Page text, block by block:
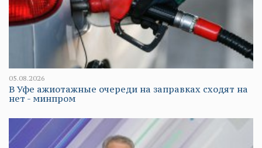
05.08.2026
В Уфе ажиотажные очереди на заправках сходят на
нет - минпром